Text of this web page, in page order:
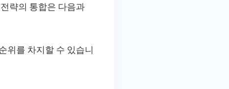
략의 통합은 다음과
위를 차지할 수 있습니